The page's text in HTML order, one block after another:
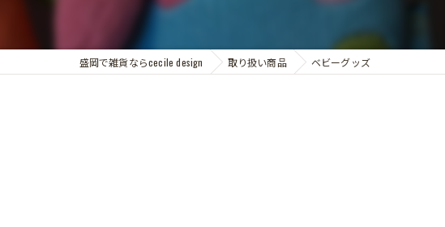
盛岡で雑貨ならcecile design 取り扱い商品 ベビーグッズ